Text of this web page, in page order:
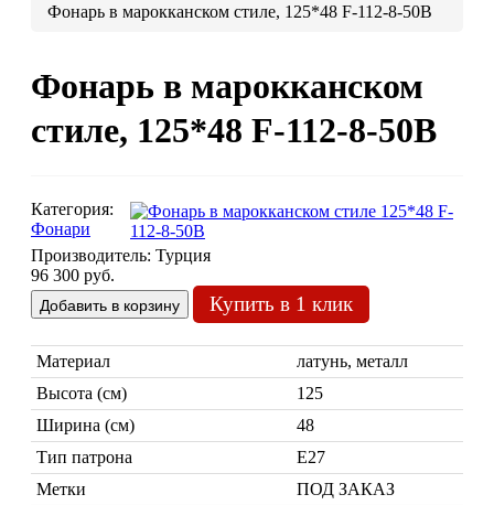
Люстры со стеклом
Бра
Марокканские светильники
Бра из мозаики
Бра со стеклом
Настольные лампы
Марокканские
Фонарь в марокканском стиле, 125*48 F-112-8-50B
Фонарь в марокканском
стиле, 125*48 F-112-8-50B
Категория:
Фонари
Производитель: Турция
96 300 руб.
Купить в 1 клик
Материал
латунь, металл
Высота (см)
125
Ширина (см)
48
Тип патрона
Е27
Метки
ПОД ЗАКАЗ